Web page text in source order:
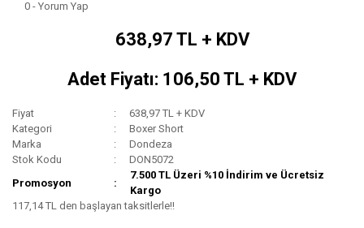
0 - Yorum Yap
638,97 TL + KDV
Adet Fiyatı: 106,50 TL + KDV
Fiyat
638,97 TL + KDV
Kategori
Boxer Short
Marka
Dondeza
Stok Kodu
DON5072
Promosyon
7.500 TL Üzeri %10 İndirim ve Ücretsiz
Kargo
117,14 TL den başlayan taksitlerle!!